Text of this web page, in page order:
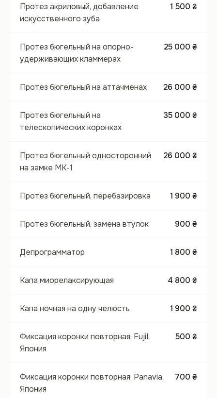
Протез акриловый, добавление
искусственного зуба
1 500 ₴
Протез бюгельный на опорно-
удерживающих кламмерах
25 000 ₴
Протез бюгельный на аттачменах 26 000 ₴
Протез бюгельный на
телескопических коронках
35 000 ₴
Протез бюгельный односторонний
на замке МК-1
26 000 ₴
Протез бюгельный, перебазировка 1 900 ₴
Протез бюгельный, замена втулок 900 ₴
Депрограмматор 1 800 ₴
Капа миорелаксирующая 4 800 ₴
Капа ночная на одну челюсть 1 900 ₴
Фиксация коронки повторная, FujiI,
Япония
500 ₴
Фиксация коронки повторная, Panavia,
Япония
700 ₴